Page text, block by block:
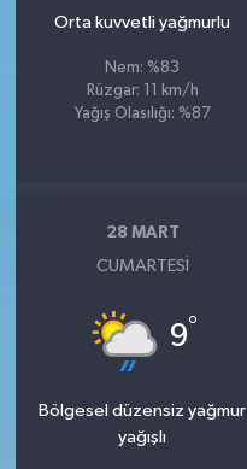
Orta kuvvetli yağmurlu
Nem: %83
Rüzgar: 11 km/h
Yağış Olasılığı: %87
28 MART
CUMARTESI
9°
Bölgesel düzensiz yağmur
yağışlı